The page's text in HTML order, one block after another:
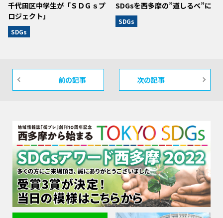
千代田区中学生が「ＳＤＧｓプ
ロジェクト」
SDGs
SDGsを西多摩の”道しるべ”に
SDGs
前の記事 次の記事